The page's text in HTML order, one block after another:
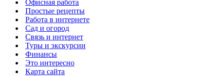
Офисная работа
Простые рецепты
Работа в интернете
Сад и огород
Связь и интернет
Туры и экскурсии
Финансы
Это интересно
Карта сайта